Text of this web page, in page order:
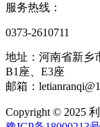
服务热线：
0373-2610711
地址：河南省新乡
B1座、E3座
邮箱：
Copyright © 2025